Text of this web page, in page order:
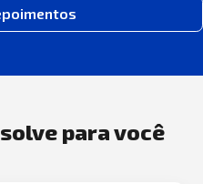
para você